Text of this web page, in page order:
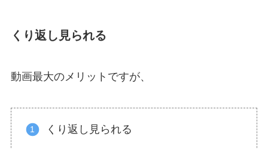
くり返し見られる
動画最大のメリットですが、
くり返し見られる